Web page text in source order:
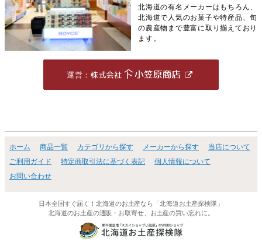
北海道の有名メーカーはもちろん、
北海道で人気のお菓子や特産品、旬
の農産物まで豊富に取り揃えており
ます。
運営：
ホーム 商品一覧 カテゴリから探す メーカーから探す
当店について
ご利用ガイド
特定商取引法に基づく表記
個人情報について
お問い合わせ
日本全国すぐ届く！北海道のお土産なら「北海道お土産探検隊」
北海道のお土産の通販・お取寄せ、お土産の買い忘れに。